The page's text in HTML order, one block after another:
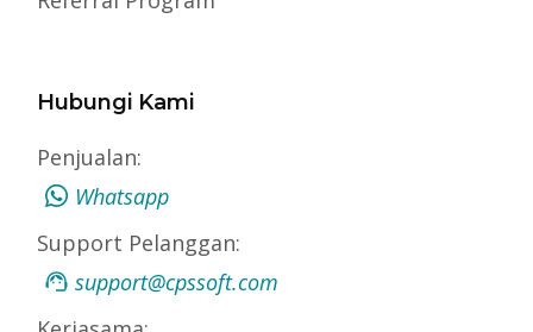
Hubungi Kami
Penjualan:
Whatsapp
Support Pelanggan:
support@cpssoft.com